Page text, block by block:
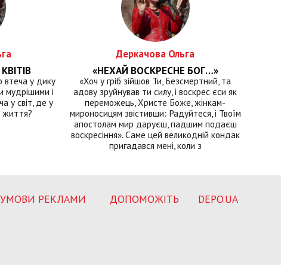
втеча у дику
мудрішими і
у світ, де у
життя?
Деркачова Ольга
«НЕХАЙ ВОСКРЕСНЕ БОГ…»
«Хоч у гріб зійшов Ти, Безсмертний, та
адову зруйнував ти силу, і воскрес єси як
переможець, Христе Боже, жінкам-
мироносицям звістивши: Радуйтеся, і Твоїм
апостолам мир даруєш, падшим подаєш
воскресіння». Саме цей великодній кондак
пригадався мені, коли з
УМОВИ РЕКЛАМИ ДОПОМОЖІТЬ DEPO.UA